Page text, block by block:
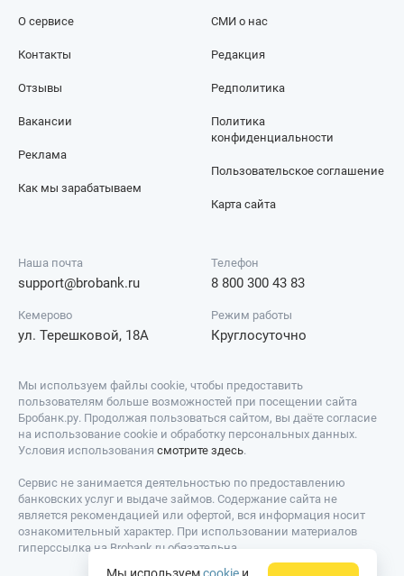
О сервисе
Контакты
Отзывы
СМИ о нас
Редакция
Редполитика
Вакансии
Реклама
Как мы зарабатываем
Политика
конфиденциальности
Пользовательское соглашение
Карта сайта
Наша почта
support@brobank.ru
Телефон
8 800 300 43 83
Кемерово
ул. Терешковой, 18А
Режим работы
Круглосуточно
Мы используем файлы cookie, чтобы предоставить
пользователям больше возможностей при посещении сайта
Бробанк.ру. Продолжая пользоваться сайтом, вы даёте согласие
на использование cookie и обработку персональных данных.
Условия использования смотрите здесь.
Сервис не занимается деятельностью по предоставлению
банковских услуг и выдаче займов. Содержание сайта не
является рекомендацией или офертой, вся информация носит
ознакомительный характер. При использовании материалов
гиперссылка на Brobank.ru обязательна.